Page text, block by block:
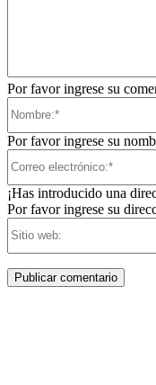
Por favor ingrese su
Por favor ingrese su
¡Has introducido una
Por favor ingrese su